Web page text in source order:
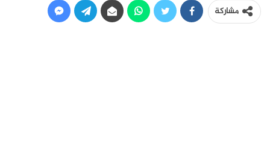
مشاركة